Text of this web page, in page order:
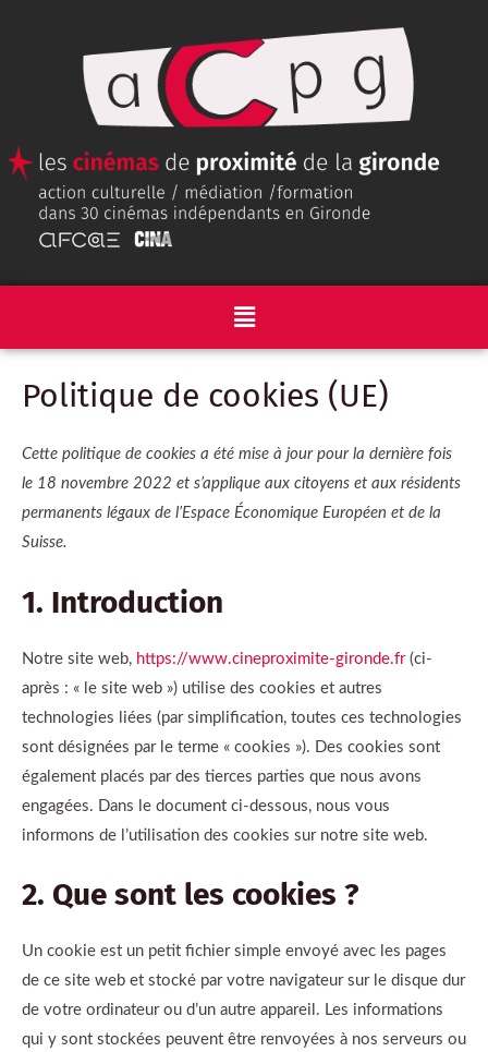
Politique de cookies (UE)
Cette politique de cookies a été mise à jour pour la dernière fois
le 18 novembre 2022 et s’applique aux citoyens et aux résidents
permanents légaux de l’Espace Économique Européen et de la
Suisse.
1. Introduction
Notre site web, https://www.cineproximite-gironde.fr(ci-
après : « le site web ») utilise des cookies et autres
technologies liées (par simplification, toutes ces technologies
sont désignées par le terme « cookies »). Des cookies sont
également placés par des tierces parties que nous avons
engagées. Dans le document ci-dessous, nous vous
informons de l’utilisation des cookies sur notre site web.
2. Que sont les cookies ?
Un cookie est un petit fichier simple envoyé avec les pages
de ce site web et stocké par votre navigateur sur le disque dur
de votre ordinateur ou d’un autre appareil. Les informations
qui y sont stockées peuvent être renvoyées à nos serveurs ou